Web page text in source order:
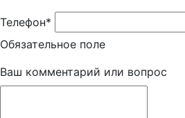
Телефон*
Обязательное поле
Ваш комментарий или вопрос